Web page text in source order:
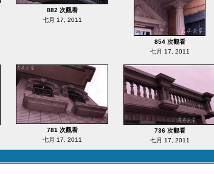
882 次觀看
七月 17, 2011
854 次觀看
七月 17, 2011
781 次觀看
七月 17, 2011
736 次觀看
七月 17, 2011